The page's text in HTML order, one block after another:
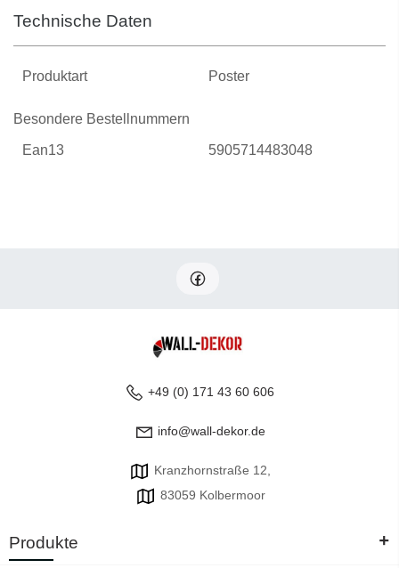
Technische Daten
Produktart Poster
Besondere Bestellnummern
Ean13 5905714483048
+49 (0) 171 43 60 606
info@wall-dekor.de
Kranzhornstraße 12,
83059 Kolbermoor
Produkte +